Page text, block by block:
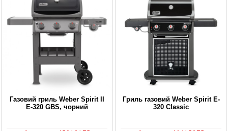
Газовий гриль Weber Spirit II
E-320 GBS, чорний
Гриль газовий Weber Spirit E-
320 Classic